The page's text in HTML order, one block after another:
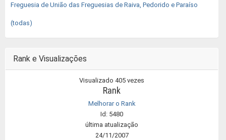
Freguesia de União das Freguesias de Raiva, Pedorido e Paraíso
(todas)
Rank e Visualizações
Visualizado 405 vezes
Rank
Melhorar o Rank
Id: 5480
última atualização
24/11/2007